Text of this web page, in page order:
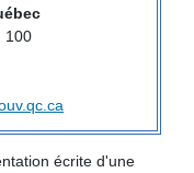
100
écrite d'une